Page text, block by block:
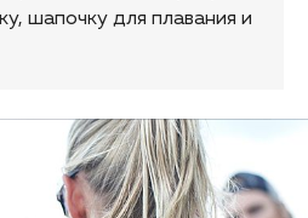
шапочку для плавания и